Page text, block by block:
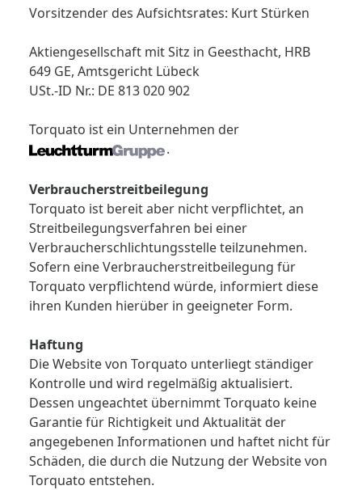
Vorsitzender des Aufsichtsrates: Kurt Stürken
Aktiengesellschaft mit Sitz in Geesthacht, HRB
649 GE, Amtsgericht Lübeck
USt.-ID Nr.: DE 813 020 902
Torquato ist ein Unternehmen der
.
Verbraucherstreitbeilegung
Torquato ist bereit aber nicht verpflichtet, an
Streitbeilegungsverfahren bei einer
Verbraucherschlichtungsstelle teilzunehmen.
Sofern eine Verbraucherstreitbeilegung für
Torquato verpflichtend würde, informiert diese
ihren Kunden hierüber in geeigneter Form.
Haftung
Die Website von Torquato unterliegt ständiger
Kontrolle und wird regelmäßig aktualisiert.
Dessen ungeachtet übernimmt Torquato keine
Garantie für Richtigkeit und Aktualität der
angegebenen Informationen und haftet nicht für
Schäden, die durch die Nutzung der Website von
Torquato entstehen.